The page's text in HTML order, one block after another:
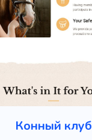
Конный клуб